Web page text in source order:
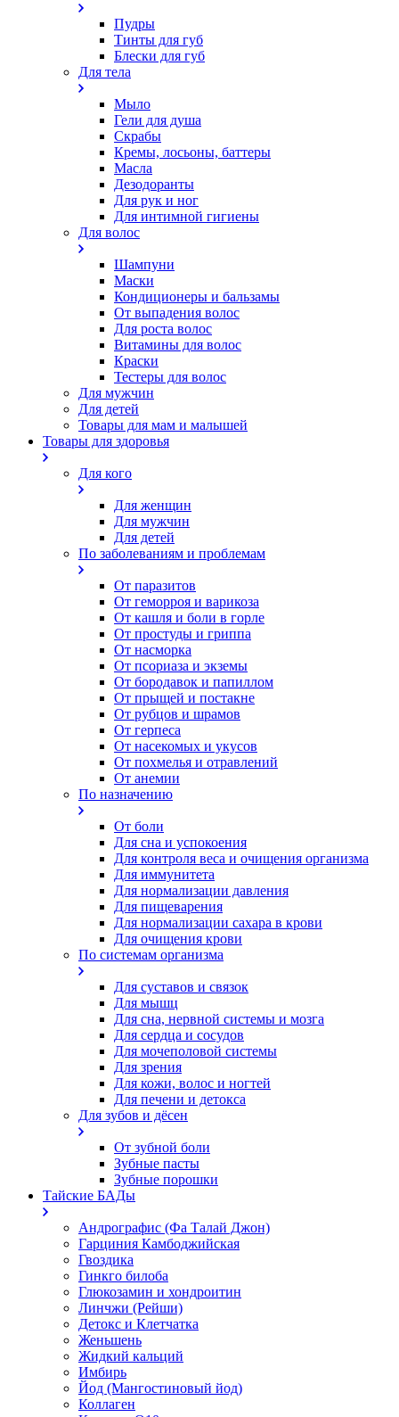
Пудры
Тинты для губ
Блески для губ
Для тела
Мыло
Гели для душа
Скрабы
Кремы, лосьоны, баттеры
Масла
Дезодоранты
Для рук и ног
Для интимной гигиены
Для волос
Шампуни
Маски
Кондиционеры и бальзамы
От выпадения волос
Для роста волос
Витамины для волос
Краски
Тестеры для волос
Для мужчин
Для детей
Товары для мам и малышей
Товары для здоровья
Для кого
Для женщин
Для мужчин
Для детей
По заболеваниям и проблемам
От паразитов
Oт геморроя и варикоза
От кашля и боли в горле
От простуды и гриппа
От насморка
Oт псориаза и экземы
От бородавок и папиллом
От прыщей и постакне
От рубцов и шрамов
От герпеса
От насекомых и укусов
От похмелья и отравлений
От анемии
По назначению
От боли
Для сна и успокоения
Для контроля веса и очищения организма
Для иммунитета
Для нормализации давления
Для пищеварения
Для нормализации сахара в крови
Для очищения крови
По системам организма
Для суставов и связок
Для мышц
Для сна, нервной системы и мозга
Для сердца и сосудов
Для мочеполовой системы
Для зрения
Для кожи, волос и ногтей
Для печени и детокса
Для зубов и дёсен
От зубной боли
Зубные пасты
Зубные порошки
Тайские БАДы
Андрографис (Фа Талай Джон)
Гарциния Камбоджийская
Гвоздика
Гинкго билоба
Глюкозамин и хондроитин
Линчжи (Рейши)
Детокс и Клетчатка
Женьшень
Жидкий кальций
Имбирь
Йод (Мангостиновый йод)
Коллаген